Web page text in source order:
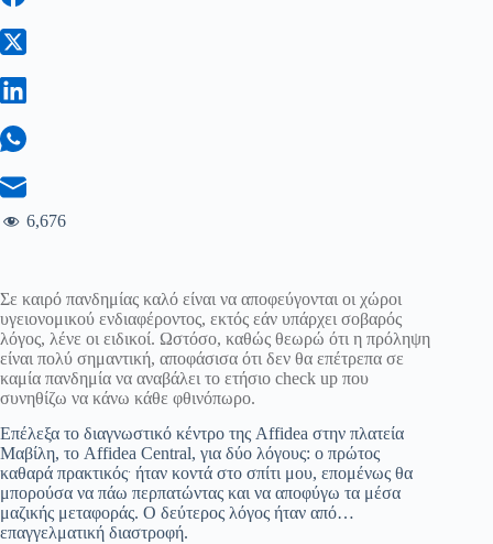
6,676
Σε καιρό πανδημίας καλό είναι να αποφεύγονται οι χώροι
υγειονομικού ενδιαφέροντος, εκτός εάν υπάρχει σοβαρός
λόγος, λένε οι ειδικοί. Ωστόσο, καθώς θεωρώ ότι η πρόληψη
είναι πολύ σημαντική, αποφάσισα ότι δεν θα επέτρεπα σε
καμία πανδημία να αναβάλει το ετήσιο check up που
συνηθίζω να κάνω κάθε φθινόπωρο.
Eπέλεξα το διαγνωστικό κέντρο της Affidea στην πλατεία
Μαβίλη, το Affidea Central, για δύο λόγους: ο πρώτος
καθαρά πρακτικός. ήταν κοντά στο σπίτι μου, επομένως θα
μπορούσα να πάω περπατώντας και να αποφύγω τα μέσα
μαζικής μεταφοράς. Ο δεύτερος λόγος ήταν από…
επαγγελματική διαστροφή.